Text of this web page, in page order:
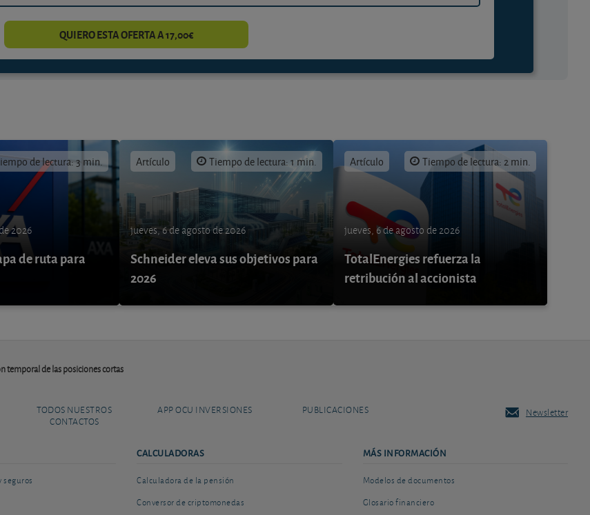
QUIERO ESTA OFERTA A 17,00€
de lectura: 3 min.
2026
de ruta para
Artículo Tiempo de lectura: 1 min.
jueves, 6 de agosto de 2026
Schneider eleva sus objetivos para
2026
Artículo Tiempo de lectura: 2 min.
jueves, 6 de agosto de 2026
TotalEnergies refuerza la
retribución al accionista
temporal de las posiciones cortas
TODOS NUESTROS
CONTACTOS
APP OCU INVERSIONES PUBLICACIONES Newsletter
seguros
CALCULADORAS
Calculadora de la pensión
Conversor de criptomonedas
MÁS INFORMACIÓN
Modelos de documentos
Glosario financiero